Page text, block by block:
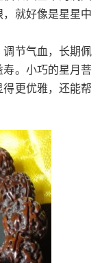
就好像是星星中
节气血，长期佩
。小巧的星月菩
更优雅，还能帮